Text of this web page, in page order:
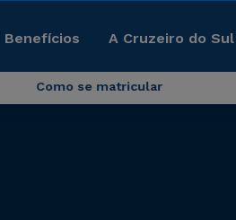
Benefícios A Cruzeiro do
Como se matricular